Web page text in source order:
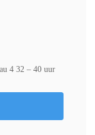
4 32 – 40 uur